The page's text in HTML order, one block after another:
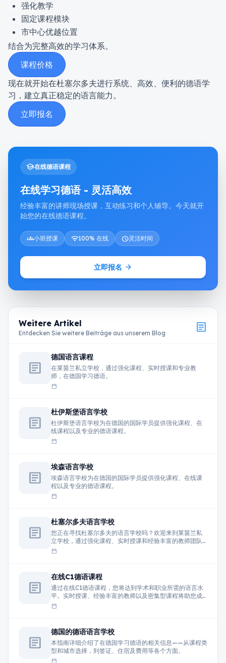
强化教学
固定课程模块
市中心优越位置
结合为完整高效的学习体系。
课程价格
现在就开始在杜塞尔多夫进行系统、高效、便利的德语学
习，建立真正稳定的语言能力。
立即报名
school在线德语课程
在线学习德语 - 灵活高效
经验丰富的讲师现场授课，互动练习和个人辅导。今天就开
始您的在线德语课程。
groups小班授课 wifi100% 在线 schedule灵活时间
立即报名 arrow_forward
Weitere Artikel
Entdecken Sie weitere Beiträge aus unserem Blog article
article
德国语言课程
在莱茵兰私立学校，通过强化课程、实时授课和专业教
师，在德国学习德语。
calendar_today
article
杜伊斯堡语言学校
杜伊斯堡语言学校为在德国的国际学员提供强化课程、在
线课程以及专业的德语课程。
calendar_today
article
埃森语言学校
埃森语言学校为在德国的国际学员提供强化课程、在线课
程以及专业的德语课程。
calendar_today
article
杜塞尔多夫语言学校
您正在寻找杜塞尔多夫的语言学校吗？欢迎来到莱茵兰私
立学校，通过强化课程、实时授课和经验丰富的教师团队
学习德语。
calendar_today
article
在线C1德语课程
通过在线C1德语课程，您将达到学术和职业所需的语言水
平。实时授课、经验丰富的教师以及密集型课程将助您成
功掌握德语。
calendar_today
article
德国的德语语言学校
本指南详细介绍了在德国学习德语的相关信息——从课程类
型和城市选择，到签证、住宿及费用等各个方面。
calendar_today